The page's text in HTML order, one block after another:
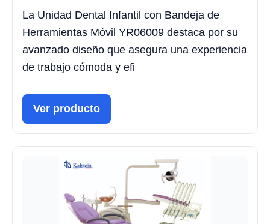
La Unidad Dental Infantil con Bandeja de
Herramientas Móvil YR06009 destaca por su
avanzado diseño que asegura una experiencia
de trabajo cómoda y efi
Ver producto